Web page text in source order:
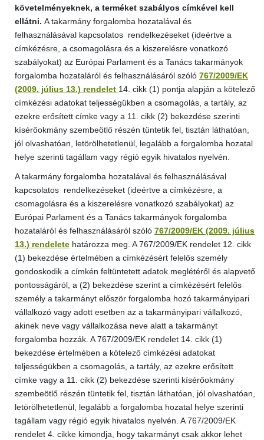
követelményeknek, a terméket szabályos címkével kell
ellátni. A takarmány forgalomba hozatalával és
felhasználásával kapcsolatos rendelkezéseket (ideértve a
címkézésre, a csomagolásra és a kiszerelésre vonatkozó
szabályokat) az Európai Parlament és a Tanács takarmányok
forgalomba hozataláról és felhasználásáról szóló 767/2009/EK
(2009. július 13.) rendelet 14. cikk (1) pontja alapján a kötelező
címkézési adatokat teljességükben a csomagolás, a tartály, az
ezekre erősített címke vagy a 11. cikk (2) bekezdése szerinti
kísérőokmány szembeötlő részén tüntetik fel, tisztán láthatóan,
jól olvashatóan, letörölhetetlenül, legalább a forgalomba hozatal
helye szerinti tagállam vagy régió egyik hivatalos nyelvén.
A takarmány forgalomba hozatalával és felhasználásával
kapcsolatos rendelkezéseket (ideértve a címkézésre, a
csomagolásra és a kiszerelésre vonatkozó szabályokat) az
Európai Parlament és a Tanács takarmányok forgalomba
hozataláról és felhasználásáról szóló 767/2009/EK (2009. július
13.) rendelete határozza meg. A 767/2009/EK rendelet 12. cikk
(1) bekezdése értelmében a címkézésért felelős személy
gondoskodik a címkén feltüntetett adatok meglétéről és alapvető
pontosságáról, a (2) bekezdése szerint a címkézésért felelős
személy a takarmányt először forgalomba hozó takarmányipari
vállalkozó vagy adott esetben az a takarmányipari vállalkozó,
akinek neve vagy vállalkozása neve alatt a takarmányt
forgalomba hozzák. A 767/2009/EK rendelet 14. cikk (1)
bekezdése értelmében a kötelező címkézési adatokat
teljességükben a csomagolás, a tartály, az ezekre erősített
címke vagy a 11. cikk (2) bekezdése szerinti kísérőokmány
szembeötlő részén tüntetik fel, tisztán láthatóan, jól olvashatóan,
letörölhetetlenül, legalább a forgalomba hozatal helye szerinti
tagállam vagy régió egyik hivatalos nyelvén. A 767/2009/EK
rendelet 4. cikke kimondja, hogy takarmányt csak akkor lehet